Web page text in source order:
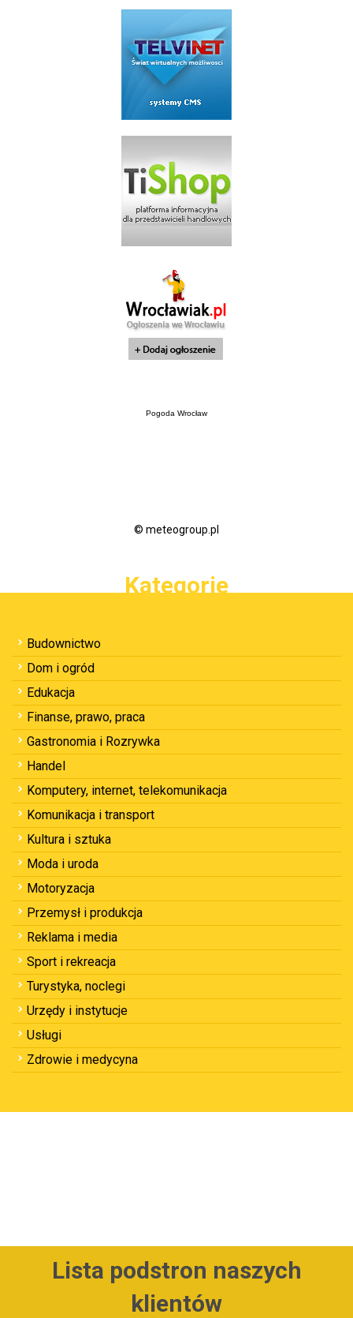
Pogoda Wrocław
© meteogroup.pl
Kategorie
Budownictwo
Dom i ogród
Edukacja
Finanse, prawo, praca
Gastronomia i Rozrywka
Handel
Komputery, internet, telekomunikacja
Komunikacja i transport
Kultura i sztuka
Moda i uroda
Motoryzacja
Przemysł i produkcja
Reklama i media
Sport i rekreacja
Turystyka, noclegi
Urzędy i instytucje
Usługi
Zdrowie i medycyna
Lista podstron naszych
klientów